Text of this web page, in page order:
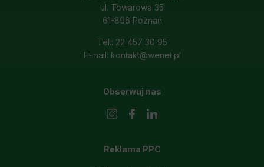
ul. Towarowa 35
61-896 Poznań
Tel.: 22 457 30 95
E-mail: kontakt@wenet.pl
Reklama PPC
Obserwuj nas